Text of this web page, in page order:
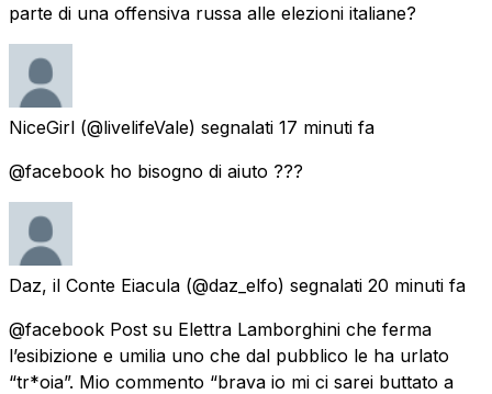
parte di una offensiva russa alle elezioni italiane?
NiceGirl (@livelifeVale) segnalati 17 minuti fa
@facebook ho bisogno di aiuto ???
Daz, il Conte Eiacula (@daz_elfo) segnalati 20 minuti fa
@facebook Post su Elettra Lamborghini che ferma
l’esibizione e umilia uno che dal pubblico le ha urlato
“tr*oia”. Mio commento “brava io mi ci sarei buttato a